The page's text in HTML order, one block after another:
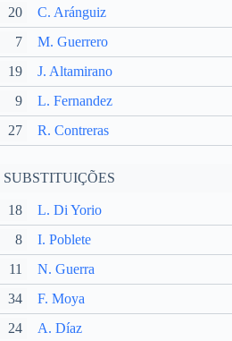
20 C. Aránguiz
7 M. Guerrero
19 J. Altamirano
9 L. Fernandez
27 R. Contreras
SUBSTITUIÇÕES
18 L. Di Yorio
8 I. Poblete
11 N. Guerra
34 F. Moya
24 A. Díaz